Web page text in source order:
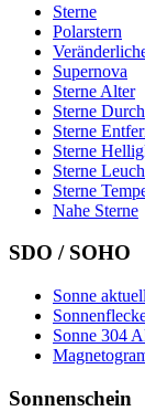
Schwan
Sterne
Polarstern
Supernova
Sterne Alter
Sterne
Sterne
Sterne
Sterne
Sterne
Nahe Sterne
SDO / SOHO
Sonne aktuell
Sonne 304
Sonnenschein